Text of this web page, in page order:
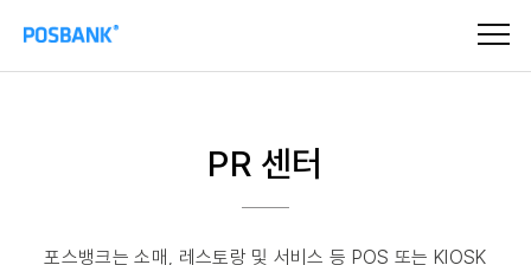
PR 센터
포스뱅크는 소매, 레스토랑 및 서비스 등 POS 또는 KIOSK